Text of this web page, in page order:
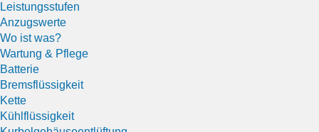
Leistungsstufen
Anzugswerte
Wo ist was?
Wartung & Pflege
Batterie
Bremsflüssigkeit
Kette
Kühlflüssigkeit